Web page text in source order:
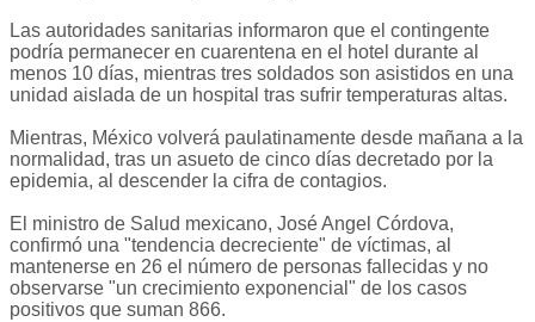
Las autoridades sanitarias informaron que el contingente
podría permanecer en cuarentena en el hotel durante al
menos 10 días, mientras tres soldados son asistidos en una
unidad aislada de un hospital tras sufrir temperaturas altas.
Mientras, México volverá paulatinamente desde mañana a la
normalidad, tras un asueto de cinco días decretado por la
epidemia, al descender la cifra de contagios.
El ministro de Salud mexicano, José Angel Córdova,
confirmó una "tendencia decreciente" de víctimas, al
mantenerse en 26 el número de personas fallecidas y no
observarse "un crecimiento exponencial" de los casos
positivos que suman 866.